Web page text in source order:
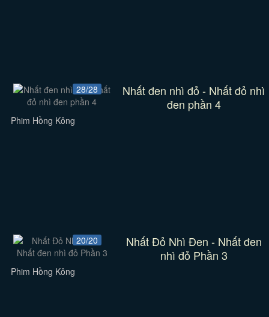
28/28
Nhất đen nhì đỏ - Nhất đỏ nhì
đen phần 4
Phim Hồng Kông
20/20
Nhất Đỏ Nhì Đen - Nhất đen
nhì đỏ Phần 3
Phim Hồng Kông